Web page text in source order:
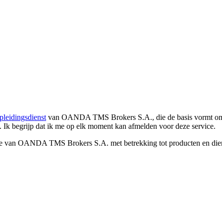
van OANDA TMS Brokers S.A., die de basis vormt
Ik begrijp dat ik me op elk moment kan afmelden voor deze service.
OANDA TMS Brokers S.A. met betrekking tot producten en